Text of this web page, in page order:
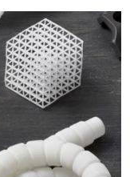
มาทำ
ส้นใยจะถูกลำเลียง
3,000 องศา
องกันไม่ให้เส้นใย
ข็งแรงขึ้น เมื่อ
ในเส้นใยจะสะเทือน
อคหรือไม่ทำให้สาย
ในที่นี้เรารู้จักกันดีใน
เป็นหลักปฏิบัติมา
ารการขนส่งที่ทำการ
ผลิตเพื่อลดปริมาณ
ทุกรายในเส้นทาง